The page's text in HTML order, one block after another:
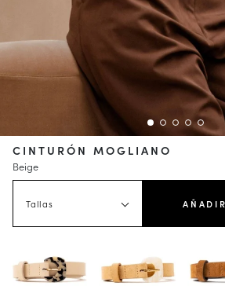
CINTURÓN MOGLIANO
Beige
Tallas